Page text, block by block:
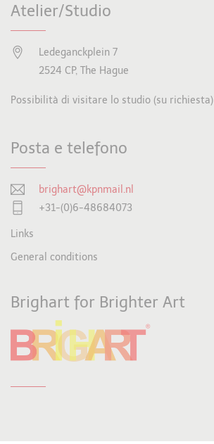
Atelier/Studio
Ledeganckplein 7
2524 CP, The Hague
Possibilità di visitare lo studio (su richiesta)
Posta e telefono
brighart@kpnmail.nl
+31-(0)6-48684073
Links
General conditions
Brighart for Brighter Art